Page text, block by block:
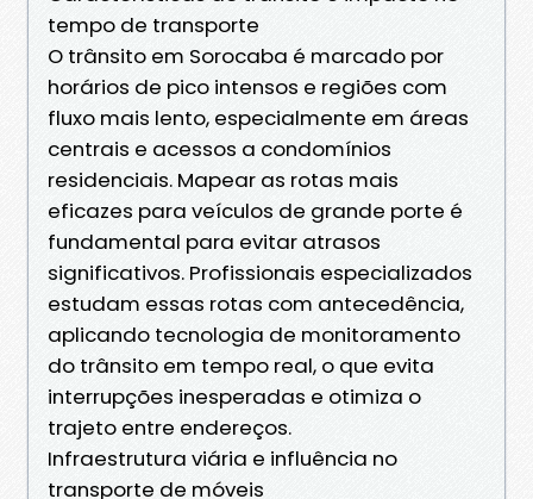
tempo de transporte
O trânsito em Sorocaba é marcado por
horários de pico intensos e regiões com
fluxo mais lento, especialmente em áreas
centrais e acessos a condomínios
residenciais. Mapear as rotas mais
eficazes para veículos de grande porte é
fundamental para evitar atrasos
significativos. Profissionais especializados
estudam essas rotas com antecedência,
aplicando tecnologia de monitoramento
do trânsito em tempo real, o que evita
interrupções inesperadas e otimiza o
trajeto entre endereços.
Infraestrutura viária e influência no
transporte de móveis